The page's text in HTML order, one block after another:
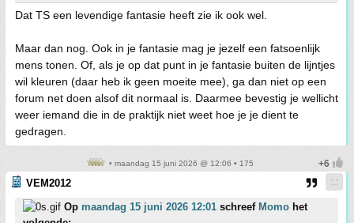
Dat TS een levendige fantasie heeft zie ik ook wel.
Maar dan nog. Ook in je fantasie mag je jezelf een fatsoenlijk
mens tonen. Of, als je op dat punt in je fantasie buiten de lijntjes
wil kleuren (daar heb ik geen moeite mee), ga dan niet op een
forum net doen alsof dit normaal is. Daarmee bevestig je wellicht
weer iemand die in de praktijk niet weet hoe je je dient te
gedragen.
• maandag 15 juni 2026 @ 12:06 • 175
VEM2012
Op maandag 15 juni 2026 12:01 schreef Momo het